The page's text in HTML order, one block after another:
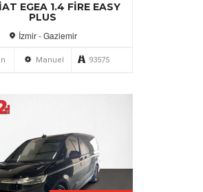
EGEA 1.4 FIRE EASY
PLUS
İzmir - Gaziemir
Manuel 93575